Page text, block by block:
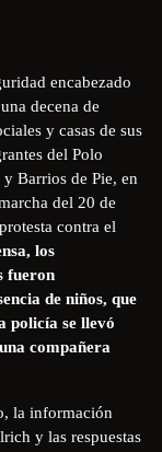
encabezado
decena de
y casas de sus
del Polo
Barrios de Pie, en
del 20 de
contra el
los
fueron
de niños, que
policía se llevó
compañera
la información
y las respuestas